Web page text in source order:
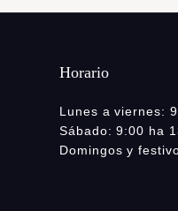
Horario
Lunes a viernes:
Sábado: 9:00 ha
Domingos y